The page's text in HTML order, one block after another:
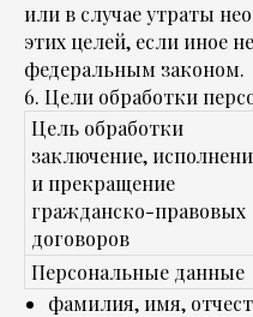
или в случае утраты
этих целей, если иное
федеральным законом.
6. Цели обработки
Цель обработки
заключение,
и прекращение
гражданско-правовых
договоров
Персональные данные
фамилия, имя,